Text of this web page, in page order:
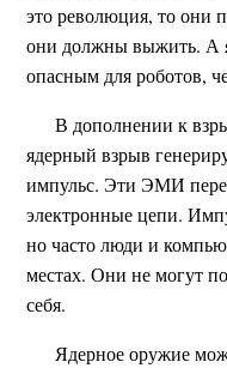
это революция, то они
они должны выжить. А
опасным для роботов,
В дополнении к
ядерный взрыв
импульс. Эти ЭМИ
электронные цепи.
но часто люди и
местах. Они не могут
себя.
Ядерное оружие